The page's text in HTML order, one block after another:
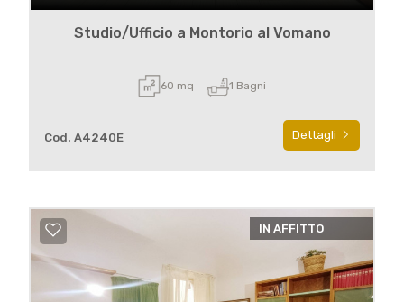
Studio/Ufficio a Montorio al Vomano
60 mq 1 Bagni
Cod. A4240E Dettagli
IN AFFITTO